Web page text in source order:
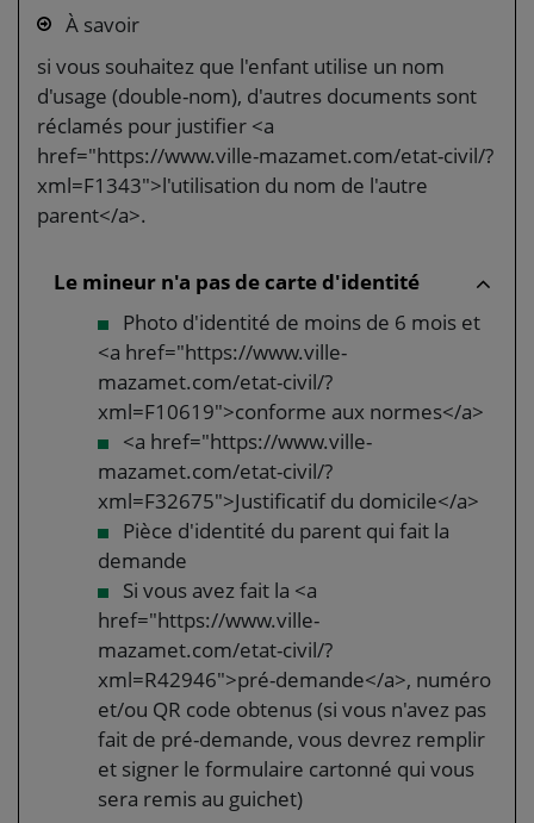
À savoir
si vous souhaitez que l'enfant utilise un nom
d'usage (double-nom), d'autres documents sont
réclamés pour justifier <a
href="https://www.ville-mazamet.com/etat-civil/?
xml=F1343">l'utilisation du nom de l'autre
parent</a>.
Le mineur n'a pas de carte d'identité
Photo d'identité de moins de 6 mois et
<a href="https://www.ville-
mazamet.com/etat-civil/?
xml=F10619">conforme aux normes</a>
<a href="https://www.ville-
mazamet.com/etat-civil/?
xml=F32675">Justificatif du domicile</a>
Pièce d'identité du parent qui fait la
demande
Si vous avez fait la <a
href="https://www.ville-
mazamet.com/etat-civil/?
xml=R42946">pré-demande</a>, numéro
et/ou QR code obtenus (si vous n'avez pas
fait de pré-demande, vous devrez remplir
et signer le formulaire cartonné qui vous
sera remis au guichet)